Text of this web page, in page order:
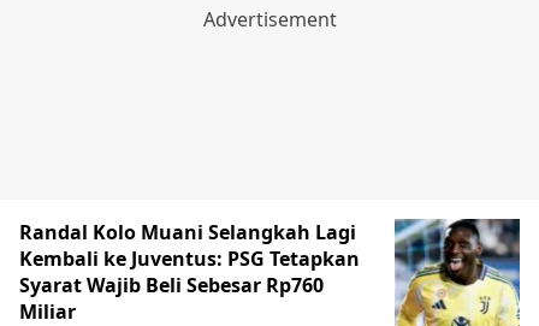
Randal Kolo Muani Selangkah Lagi
Kembali ke Juventus: PSG Tetapkan
Syarat Wajib Beli Sebesar Rp760
Miliar